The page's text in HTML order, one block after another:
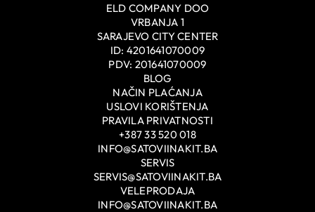
ELD COMPANY DOO
VRBANJA 1
SARAJEVO CITY CENTER
ID: 4201641070009
PDV: 201641070009
BLOG
NAČIN PLAĆANJA
USLOVI KORIŠTENJA
PRAVILA PRIVATNOSTI
+387 33 520 018
INFO@SATOVIINAKIT.BA
SERVIS
SERVIS@SATOVIINAKIT.BA
VELEPRODAJA
INFO@SATOVIINAKIT.BA